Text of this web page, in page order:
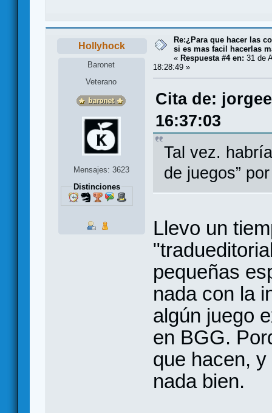
Hollyhock
Baronet
Veterano
Mensajes: 3623
Distinciones
Re:¿Para que hacer las
si es mas facil hacerlas
« Respuesta #4 en: 31 de
18:28:49 »
Cita de:
16:37:03
Tal vez.
de juegos”
Llevo un
pequeñas
nada con la
algún juego
en BGG.
que hacen,
nada bien.